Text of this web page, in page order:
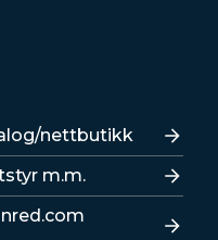
nettbutikk
m.m.